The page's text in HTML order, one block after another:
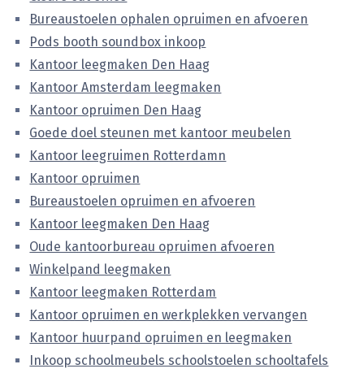
Bureaustoelen ophalen opruimen en afvoeren
Pods booth soundbox inkoop
Kantoor leegmaken Den Haag
Kantoor Amsterdam leegmaken
Kantoor opruimen Den Haag
Goede doel steunen met kantoor meubelen
Kantoor leegruimen Rotterdamn
Kantoor opruimen
Bureaustoelen opruimen en afvoeren
Kantoor leegmaken Den Haag
Oude kantoorbureau opruimen afvoeren
Winkelpand leegmaken
Kantoor leegmaken Rotterdam
Kantoor opruimen en werkplekken vervangen
Kantoor huurpand opruimen en leegmaken
Inkoop schoolmeubels schoolstoelen schooltafels